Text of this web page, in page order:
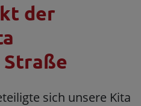
der
sich unsere Kita